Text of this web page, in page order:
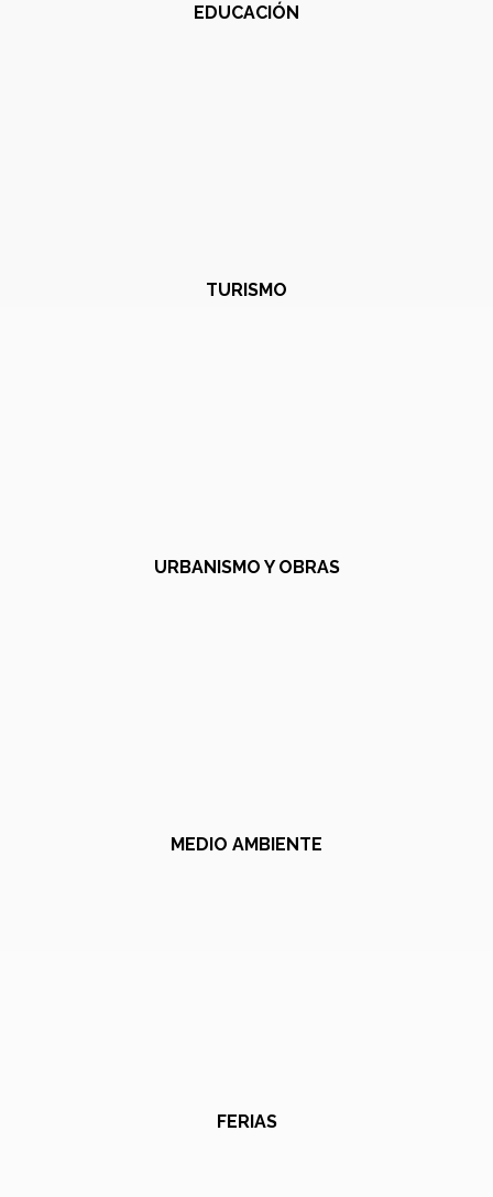
EDUCACIÓN
TURISMO
URBANISMO Y OBRAS
MEDIO AMBIENTE
FERIAS